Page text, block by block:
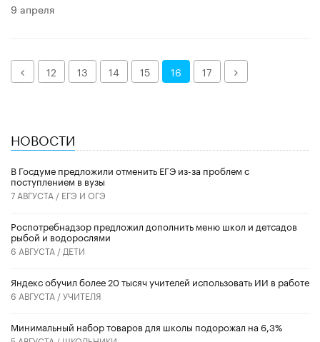
9 апреля
Назад
12 13 14 15 16 17 Далее
НОВОСТИ
В Госдуме предложили отменить ЕГЭ из-за проблем с
поступлением в вузы
7 АВГУСТА / ЕГЭ И ОГЭ
Роспотребнадзор предложил дополнить меню школ и детсадов
рыбой и водорослями
6 АВГУСТА / ДЕТИ
​Яндекс обучил более 20 тысяч учителей использовать ИИ в работе
6 АВГУСТА /УЧИТЕЛЯ
Минимальный набор товаров для школы подорожал на 6,3%